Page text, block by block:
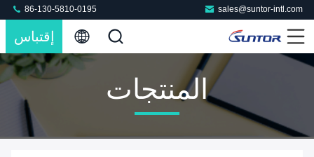
sales@suntor-intl.com
86-130-5810-0195
إقتباس
المنتجات